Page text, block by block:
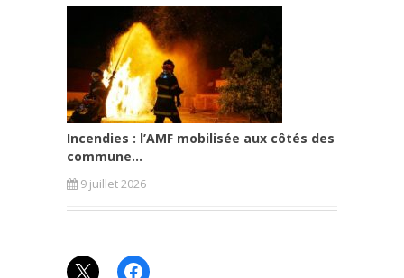
Incendies : l’AMF mobilisée aux côtés des
commune...
9 juillet 2026
X Facebook